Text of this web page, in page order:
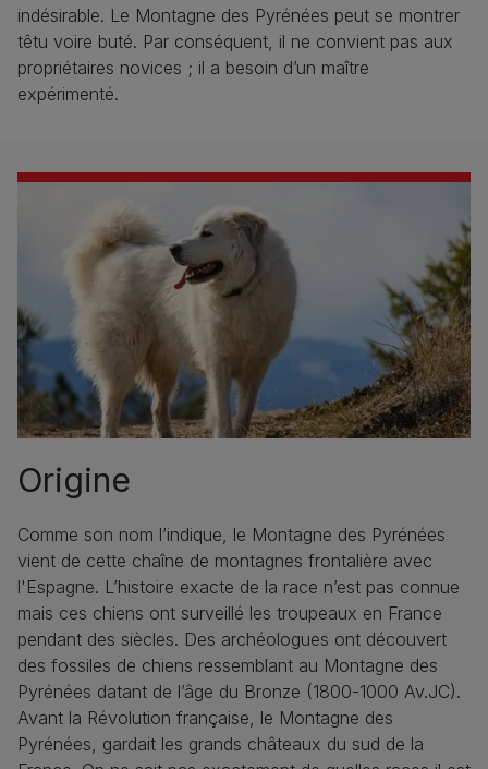
indésirable. Le Montagne des Pyrénées peut se montrer
têtu voire buté. Par conséquent, il ne convient pas aux
propriétaires novices ; il a besoin d’un maître
expérimenté.
Origine
Comme son nom l’indique, le Montagne des Pyrénées
vient de cette chaîne de montagnes frontalière avec
l'Espagne. L’histoire exacte de la race n’est pas connue
mais ces chiens ont surveillé les troupeaux en France
pendant des siècles. Des archéologues ont découvert
des fossiles de chiens ressemblant au Montagne des
Pyrénées datant de l’âge du Bronze (1800-1000 Av.JC).
Avant la Révolution française, le Montagne des
Pyrénées, gardait les grands châteaux du sud de la